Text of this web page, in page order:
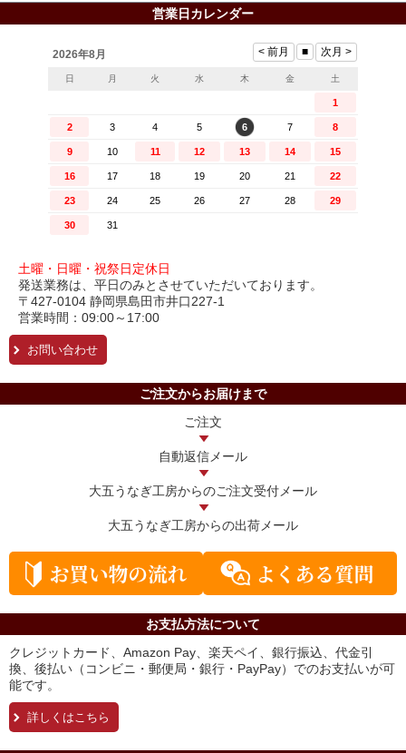
営業日カレンダー
土曜・日曜・祝祭日定休日
発送業務は、平日のみとさせていただいております。
〒427-0104 静岡県島田市井口227-1
営業時間：09:00～17:00
お問い合わせ
ご注文からお届けまで
ご注文
自動返信メール
大五うなぎ工房からのご注文受付メール
大五うなぎ工房からの出荷メール
お支払方法について
クレジットカード、Amazon Pay、楽天ペイ、銀行振込、代金引
換、後払い（コンビニ・郵便局・銀行・PayPay）でのお支払いが可
能です。
詳しくはこちら